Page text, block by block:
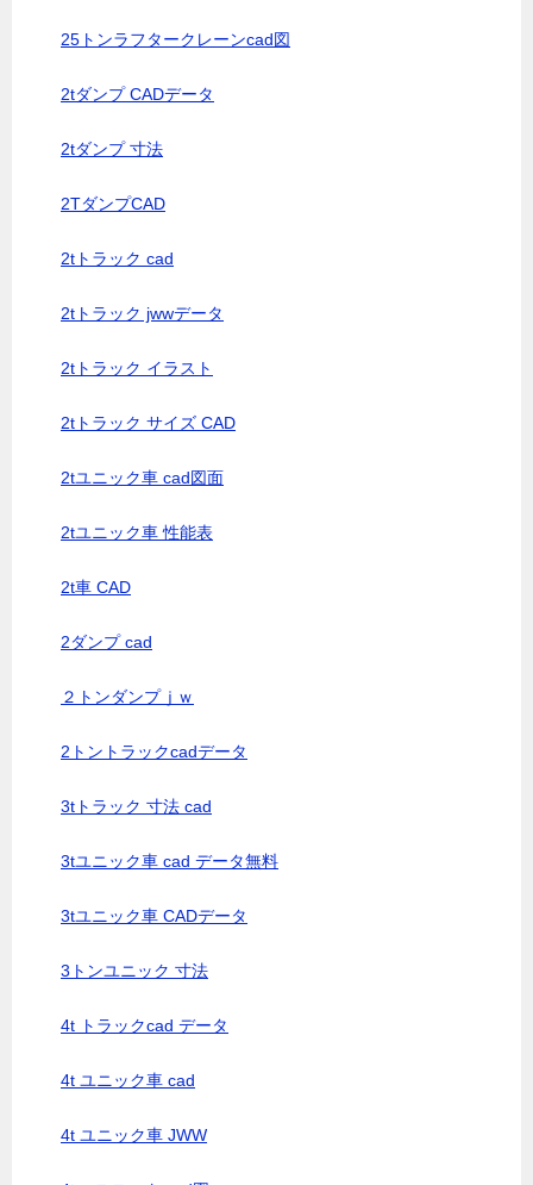
25トンラフタークレーンcad図
2tダンプ CADデータ
2tダンプ 寸法
2TダンプCAD
2tトラック cad
2tトラック jwwデータ
2tトラック イラスト
2tトラック サイズ CAD
2tユニック車 cad図面
2tユニック車 性能表
2t車 CAD
2ダンプ cad
２トンダンプｊｗ
2トントラックcadデータ
3tトラック 寸法 cad
3tユニック車 cad データ無料
3tユニック車 CADデータ
3トンユニック 寸法
4t トラックcad データ
4t ユニック車 cad
4t ユニック車 JWW